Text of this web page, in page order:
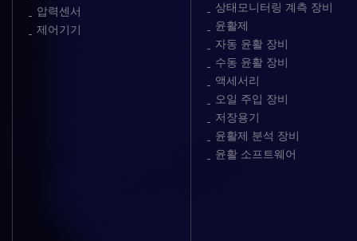
압력센서
제어기기
상태모니터링 계측 장비
윤활제
자동 윤활 장비
수동 윤활 장비
액세서리
오일 주입 장비
저장용기
윤활제 분석 장비
윤활 소프트웨어